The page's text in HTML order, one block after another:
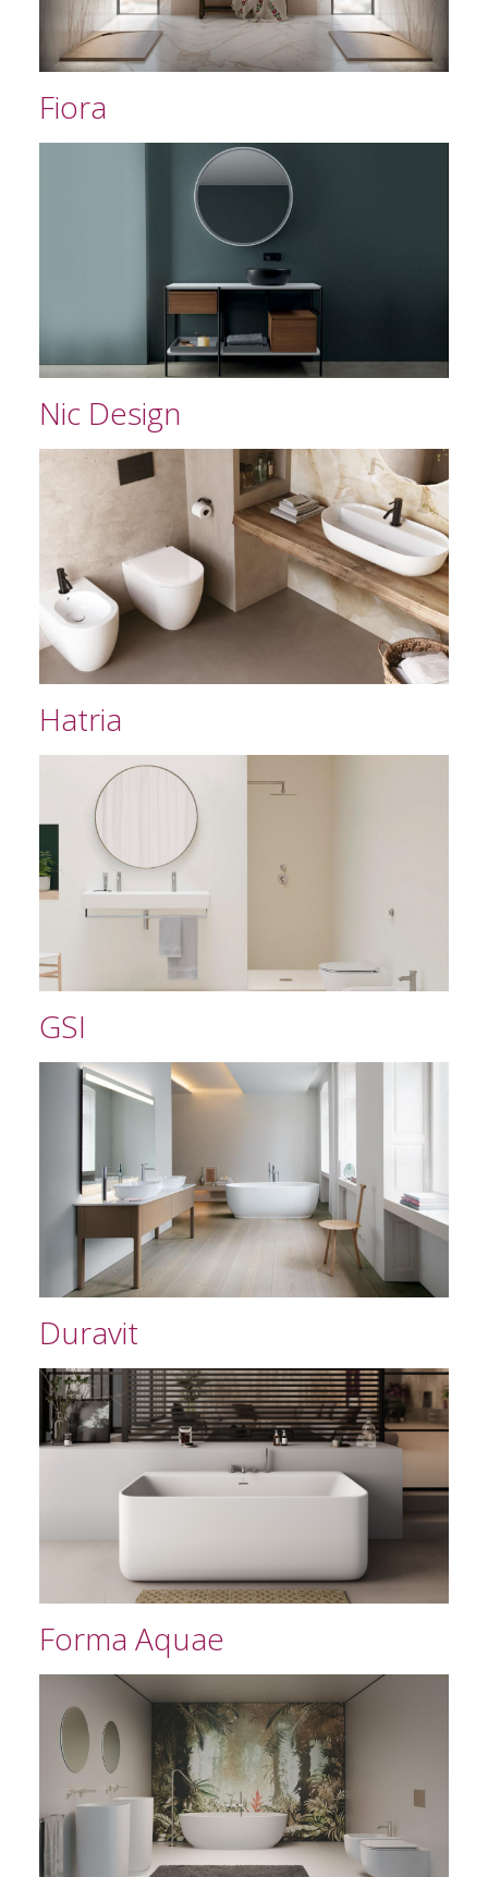
Fiora
Nic Design
Hatria
GSI
Duravit
Forma Aquae